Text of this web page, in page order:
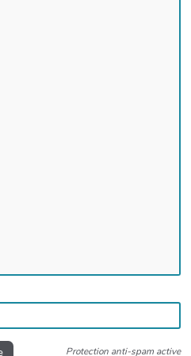
Protection anti-spam active